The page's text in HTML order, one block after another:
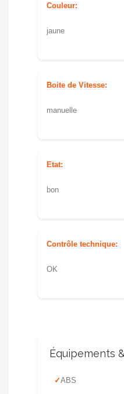
Couleur:
jaune
Boite de Vitesse:
manuelle
Etat:
bon
Contrôle technique:
OK
Équipements
ABS